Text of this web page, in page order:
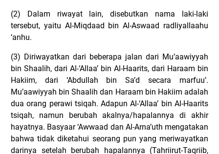
(2) Dalam riwayat lain, disebutkan nama laki-laki
tersebut, yaitu Al-Miqdaad bin Al-Aswaad radliyallaahu
‘anhu.
(3) Diriwayatkan dari beberapa jalan dari Mu’aawiyyah
bin Shaalih, dari Al-‘Allaa’ bin Al-Haarits, dari Haraam bin
Hakiim, dari ‘Abdullah bin Sa’d secara marfuu’.
Mu’aawiyyah bin Shaalih dan Haraam bin Hakiim adalah
dua orang perawi tsiqah. Adapun Al-‘Allaa’ bin Al-Haarits
tsiqah, namun berubah akalnya/hapalannya di akhir
hayatnya. Basyaar ‘Awwaad dan Al-Arna’uth mengatakan
bahwa tidak diketahui seorang pun yang meriwayatkan
darinya setelah berubah hapalannya (Tahriirut-Taqriib,